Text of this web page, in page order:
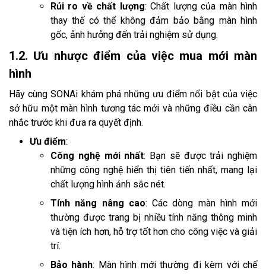
Rủi ro về chất lượng: Chất lượng của màn hình
thay thế có thể không đảm bảo bằng màn hình
gốc, ảnh hưởng đến trải nghiệm sử dụng.
1.2. Ưu nhược điểm của việc mua mới màn
hình
Hãy cùng SONAi khám phá những ưu điểm nổi bật của việc
sở hữu một màn hình tương tác mới và những điều cần cân
nhắc trước khi đưa ra quyết định.
Ưu điểm:
Công nghệ mới nhất: Bạn sẽ được trải nghiệm
những công nghệ hiển thị tiên tiến nhất, mang lại
chất lượng hình ảnh sắc nét.
Tính năng nâng cao: Các dòng màn hình mới
thường được trang bị nhiều tính năng thông minh
và tiện ích hơn, hỗ trợ tốt hơn cho công việc và giải
trí.
Bảo hành: Màn hình mới thường đi kèm với chế